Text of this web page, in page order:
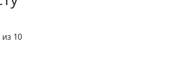
10